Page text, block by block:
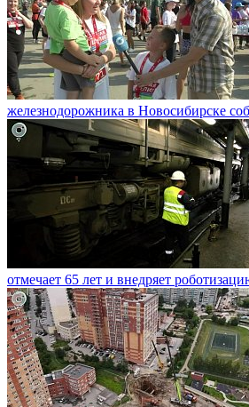
железнодорожника в Новосибирске
отмечает 65 лет и внедряет